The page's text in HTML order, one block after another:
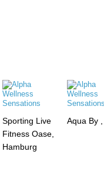
Sporting Live
Fitness Oase,
Hamburg
Aqua By